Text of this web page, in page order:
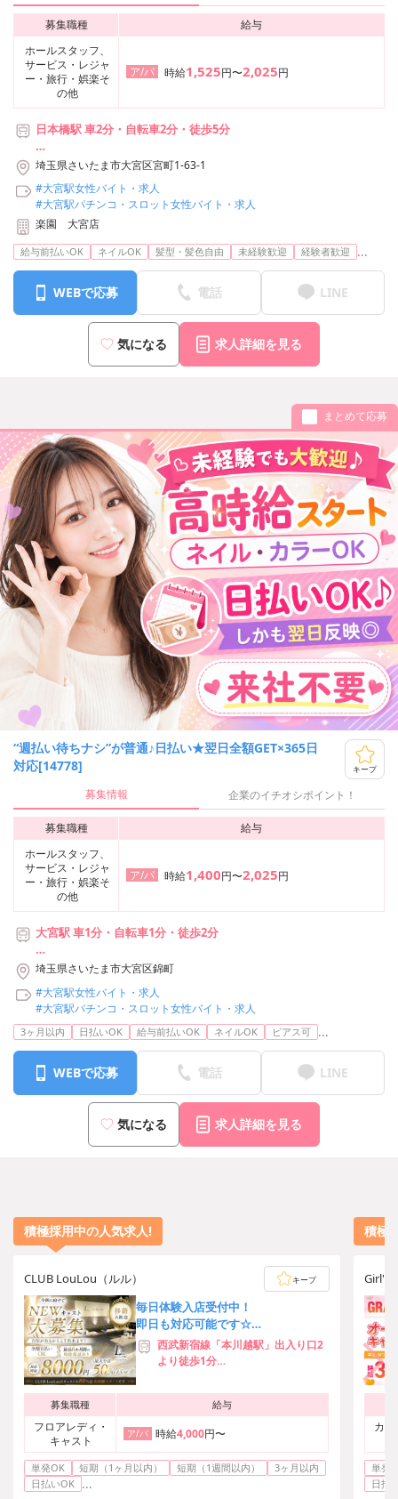
募集職種
給与
ホールスタッフ、
サービス・レジャ
ー・旅行・娯楽そ
の他
ア/パ 時給1,525円〜2,025円
日本橋駅 車2分・自転車2分・徒歩5分
【利用可能な路線】
・東京メトロ銀座線 日本橋駅
・都営浅草線 日本橋駅
埼玉県さいたま市大宮区宮町1-63-1
#大宮駅女性バイト・求人
#大宮駅パチンコ・スロット女性バイト・求人
楽園 大宮店
給与前払いOK ネイルOK 髪型・髪色自由 未経験歓迎 経験者歓迎 ...
WEBで応募 電話 LINE
気になる 求人詳細を見る
まとめて応募
“週払い待ちナシ”が普通♪日払い★翌日全額GET×365日
対応[14778]
キープ
募集情報 企業のイチオシポイント！
募集職種
給与
ホールスタッフ、
サービス・レジャ
ー・旅行・娯楽そ
の他
ア/パ 時給1,400円〜2,025円
大宮駅 車1分・自転車1分・徒歩2分
【利用可能な路線】
・上越新幹線 大宮駅
・JR湘南新宿ライン 大宮駅
・JR上野東京ライン 大宮駅
・JR宇都宮線 大宮駅
・JR川越線 大宮駅
・東北新幹線 大宮駅
・JR高崎線 大宮駅
・JR埼京線 大宮駅
・北陸新幹線 大宮駅
・東武野田線 大宮駅
埼玉県さいたま市大宮区錦町
#大宮駅女性バイト・求人
#大宮駅パチンコ・スロット女性バイト・求人
3ヶ月以内 日払いOK 給与前払いOK ネイルOK ピアス可 ...
WEBで応募 電話 LINE
気になる 求人詳細を見る
積極採用中の人気求人!
CLUB LouLou（ルル） キープ
毎日体験入店受付中！
即日も対応可能です☆
時給は最大8,000円！
意欲や経験で高時給採用します♪
西武新宿線「本川越駅」出入り口2
より徒歩1分
入店後は送り完備でらくらく出勤で
募集職種 給与
フロアレディ・
キャスト
ア/パ 時給4,000円〜
単発OK 短期（1ヶ月以内） 短期（1週間以内）
3ヶ月以内
日払いOK ...
積極
Girl's
カ
単発
日払